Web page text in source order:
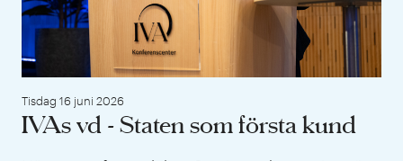
Tisdag 16 juni 2026
IVAs vd - Staten som första kund